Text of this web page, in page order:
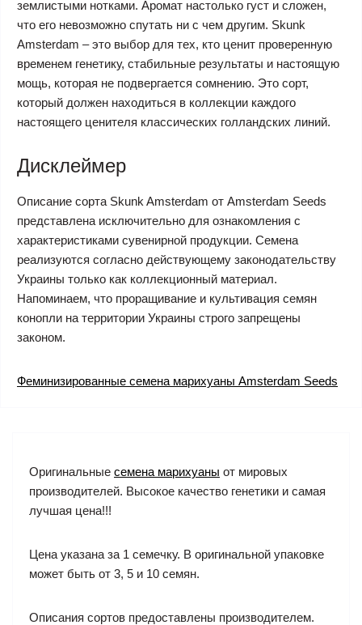
землистыми нотками. Аромат настолько густ и сложен,
что его невозможно спутать ни с чем другим. Skunk
Amsterdam – это выбор для тех, кто ценит проверенную
временем генетику, стабильные результаты и настоящую
мощь, которая не подвергается сомнению. Это сорт,
который должен находиться в коллекции каждого
настоящего ценителя классических голландских линий.
Дисклеймер
Описание сорта Skunk Amsterdam от Amsterdam Seeds
представлена исключительно для ознакомления с
характеристиками сувенирной продукции. Семена
реализуются согласно действующему законодательству
Украины только как коллекционный материал.
Напоминаем, что проращивание и культивация семян
конопли на территории Украины строго запрещены
законом.
Феминизированные семена марихуаны Amsterdam Seeds
Оригинальные семена марихуаны от мировых
производителей. Высокое качество генетики и самая
лучшая цена!!!
Цена указана за 1 семечку. В оригинальной упаковке
может быть от 3, 5 и 10 семян.
Описания сортов предоставлены производителем.